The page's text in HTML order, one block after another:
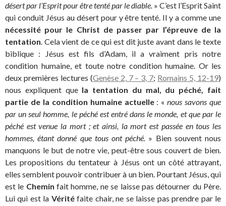
désert par l’Esprit pour être tenté par le diable. » C’est l’Esprit Saint
qui conduit Jésus au désert pour y être tenté. Il y a comme une
nécessité pour le Christ de passer par l’épreuve de la
tentation. Cela vient de ce qui est dit juste avant dans le texte
biblique : Jésus est fils d’Adam, il a vraiment pris notre
condition humaine, et toute notre condition humaine. Or les
deux premières lectures (Genèse 2, 7 – 3, 7; Romains 5, 12-19)
nous expliquent que la tentation du mal, du péché, fait
partie de la condition humaine actuelle: «nous savons que
par un seul homme, le péché est entré dans le monde, et que par le
péché est venue la mort ; et ainsi, la mort est passée en tous les
hommes, étant donné que tous ont péché. » Bien souvent nous
manquons le but de notre vie, peut-être sous couvert de bien.
Les propositions du tentateur à Jésus ont un côté attrayant,
elles semblent pouvoir contribuer à un bien. Pourtant Jésus, qui
est le Chemin fait homme, ne se laisse pas détourner du Père.
Lui qui est la Véritéfaite chair, ne se laisse pas prendre par le